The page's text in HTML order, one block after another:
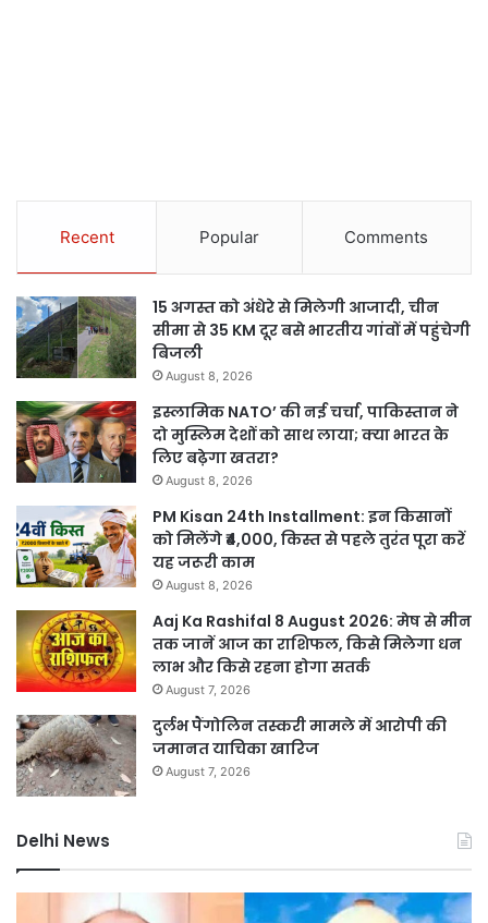
Recent Popular Comments
15 अगस्त को अंधेरे से मिलेगी आजादी, चीन
सीमा से 35 KM दूर बसे भारतीय गांवों में पहुंचेगी
बिजली
August 8, 2026
इस्लामिक NATO’ की नई चर्चा, पाकिस्तान ने
दो मुस्लिम देशों को साथ लाया; क्या भारत के
लिए बढ़ेगा खतरा?
August 8, 2026
PM Kisan 24th Installment: इन किसानों
को मिलेंगे ₹4,000, किस्त से पहले तुरंत पूरा करें
यह जरूरी काम
August 8, 2026
Aaj Ka Rashifal 8 August 2026: मेष से मीन
तक जानें आज का राशिफल, किसे मिलेगा धन
लाभ और किसे रहना होगा सतर्क
August 7, 2026
दुर्लभ पैंगोलिन तस्करी मामले में आरोपी की
जमानत याचिका खारिज
August 7, 2026
Delhi News